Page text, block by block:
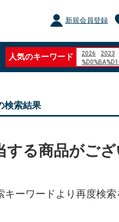
新規会員登録
人気のキーワード 2026 2023
検索結果
する商品がござ
キーワードより再度検索